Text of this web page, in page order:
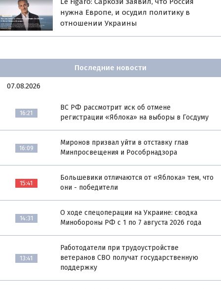
нужна Европе, и осудил политику в
отношении Украины
Последние новости
07.08.2026
16:21
ВС РФ рассмотрит иск об отмене
регистрации «Яблока» на выборы в Госдуму
16:09
Миронов призвал уйти в отставку глав
Минпросвещения и Рособрнадзора
15:41
Большевики отличаются от «Яблока» тем, что
они - победители
14:31
О ходе спецоперации на Украине: сводка
Минобороны РФ с 1 по 7 августа 2026 года
13:41
Работодатели при трудоустройстве
ветеранов СВО получат государственную
поддержку